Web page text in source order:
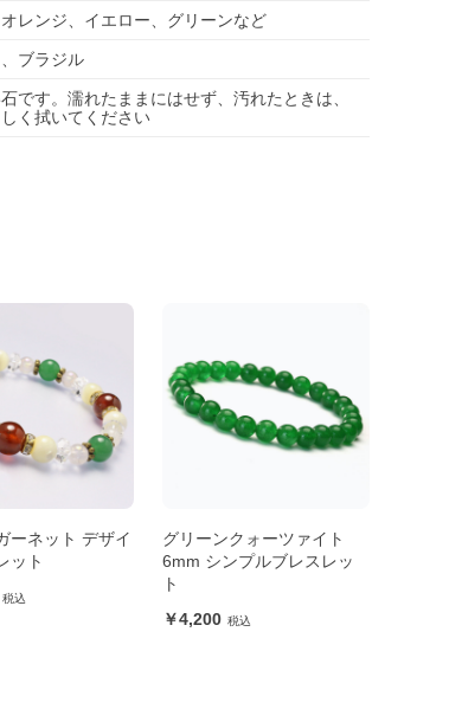
レンジ、イエロー、グリーンなど
ブラジル
です。濡れたままにはせず、汚れたときは、
く拭いてください
ーネット デザイ
ット
グリーンクォーツァイト
6mm シンプルブレスレッ
ト
4,200